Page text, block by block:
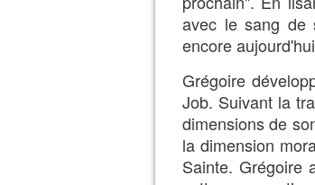
avec le sang de
encore
Grégoire
Job. Suivant la
dimensions de
la dimension
Sainte. Grégoire